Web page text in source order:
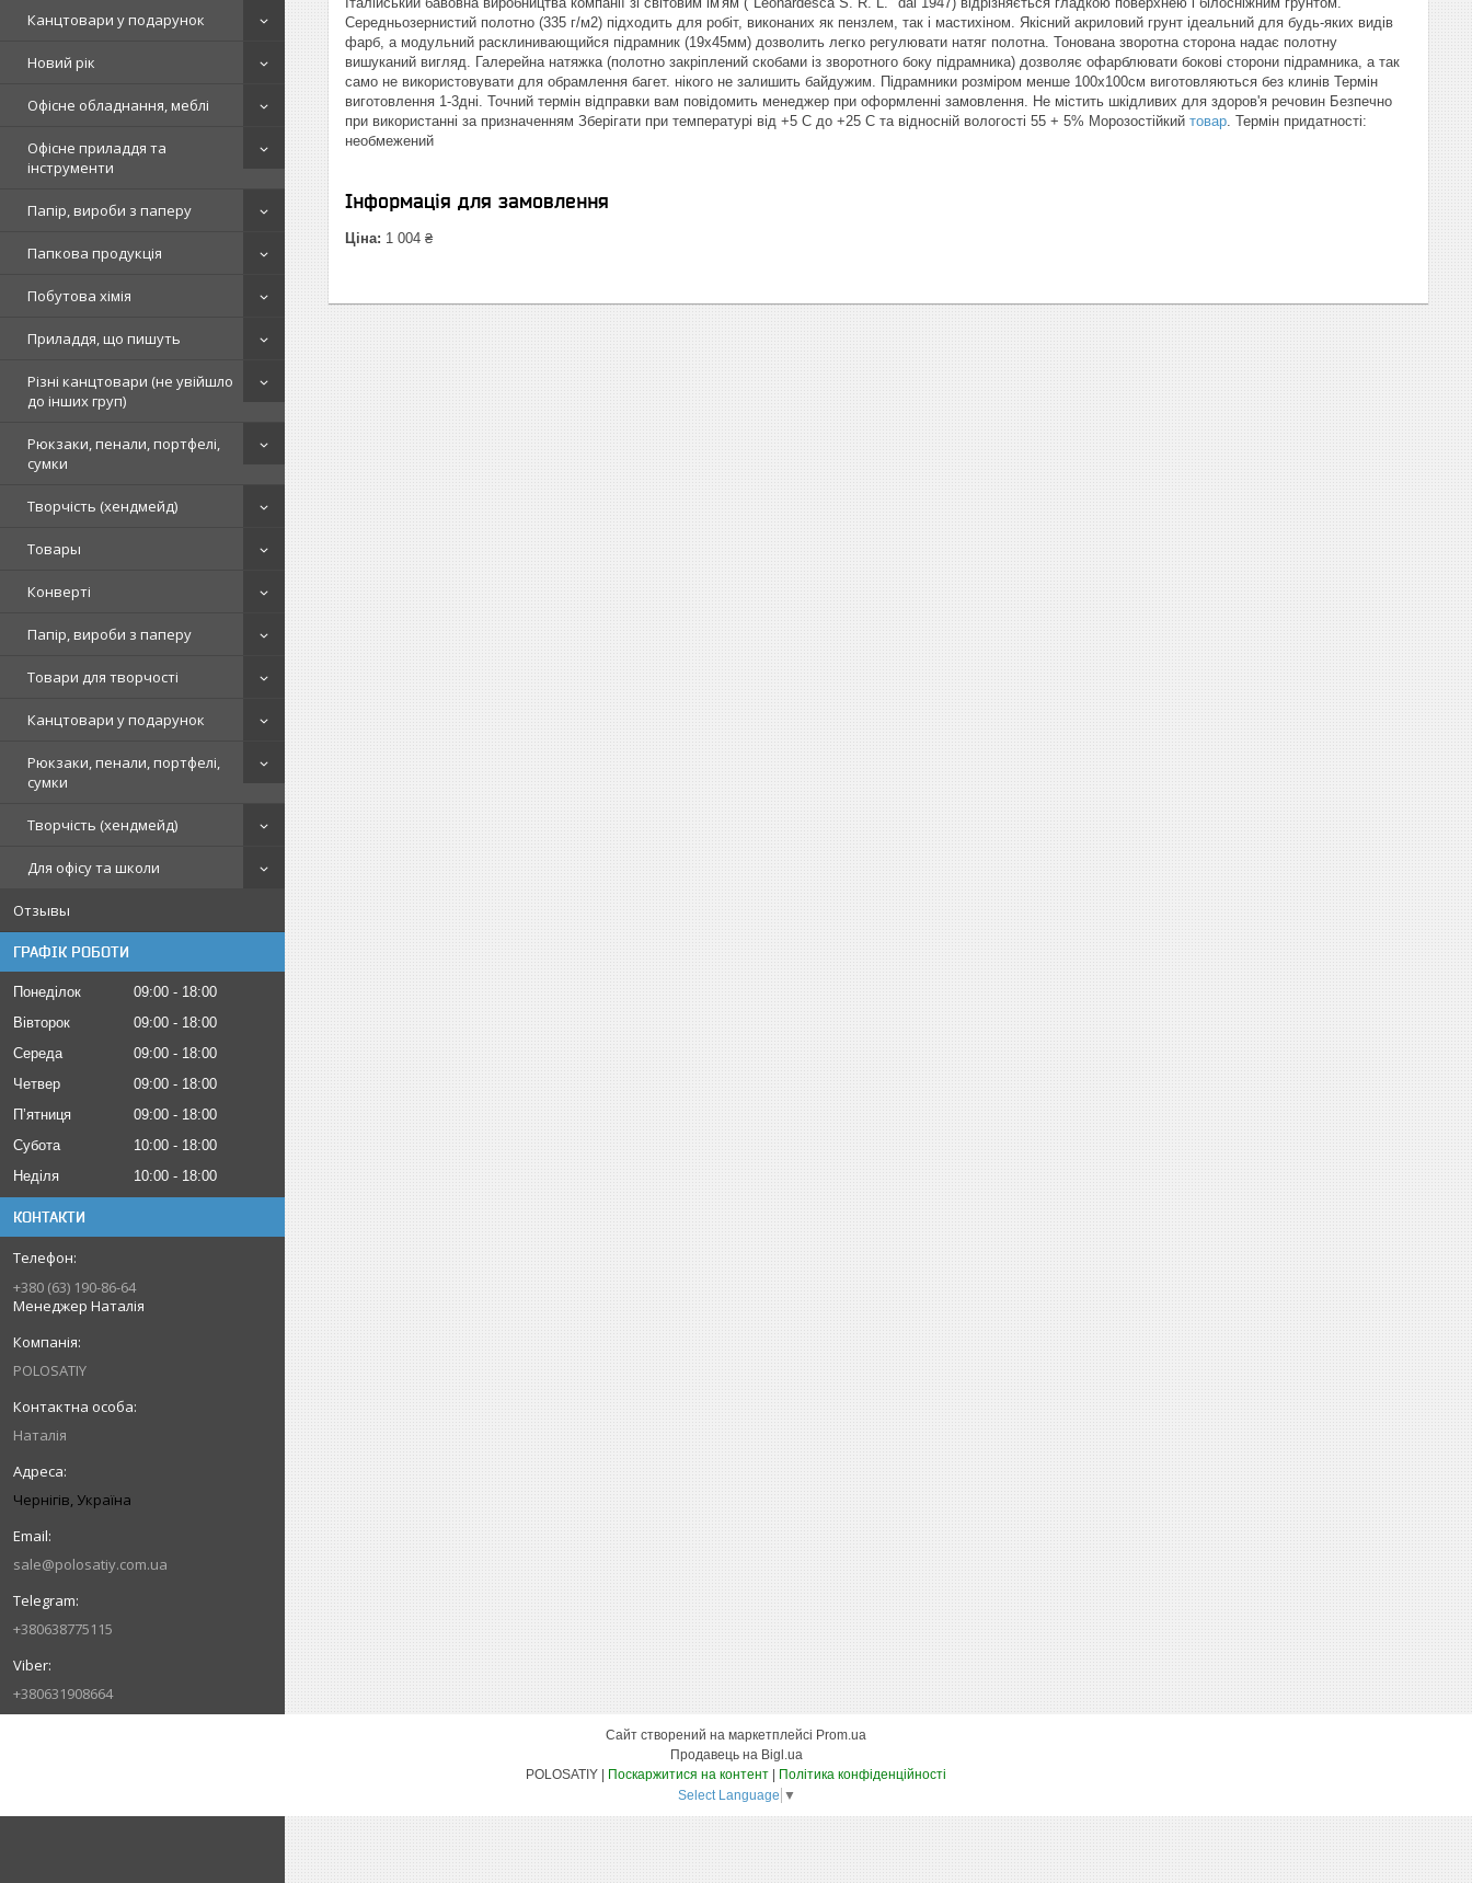
Канцтовари у подарунок
Новий рік
Офісне обладнання, меблі
Офісне приладдя та
інструменти
Папір, вироби з паперу
Папкова продукція
Побутова хімія
Приладдя, що пишуть
Різні канцтовари (не увійшло
до інших груп)
Рюкзаки, пенали, портфелі,
сумки
Творчість (хендмейд)
Товары
Конверті
Папір, вироби з паперу
Товари для творчості
Канцтовари у подарунок
Рюкзаки, пенали, портфелі,
сумки
Творчість (хендмейд)
Для офісу та школи
Отзывы
ГРАФІК РОБОТИ
Понеділок 09:00
18:00
Вівторок
09:00
18:00
Середа
09:00
18:00
Четвер
09:00
18:00
Пʼятниця
09:00
18:00
Субота
10:00
18:00
Неділя
10:00 18:00
КОНТАКТИ
+380 (63) 190-86-64
Менеджер Наталія
POLOSATIY
Наталія
Чернігів, Україна
sale@polosatiy.com.ua
+380638775115
+380631908664
Середньозернистий полотно (335 г/м2) підходить для робіт, виконаних як пензлем, так і мастихіном. Якісний акриловий грунт ідеальний для будь-яких видів
фарб, а модульний расклинивающийся підрамник (19х45мм) дозволить легко регулювати натяг полотна. Тонована зворотна сторона надає полотну
вишуканий вигляд. Галерейна натяжка (полотно закріплений скобами із зворотного боку підрамника) дозволяє офарблювати бокові сторони підрамника, а так
само не використовувати для обрамлення багет. нікого не залишить байдужим. Підрамники розміром менше 100х100см виготовляються без клинів Термін
виготовлення 1-3дні. Точний термін відправки вам повідомить менеджер при оформленні замовлення. Не містить шкідливих для здоров'я речовин Безпечно
при використанні за призначенням Зберігати при температурі від +5 С до +25 С та відносній вологості 55 + 5% Морозостійкий товар. Термін придатності:
необмежений
Інформація для замовлення
Ціна: 1 004 ₴
Сайт створений на маркетплейсі Prom.ua
Продавець на Bigl.ua
Поскаржитися на контент
Політика конфіденційності
Select Language ▼